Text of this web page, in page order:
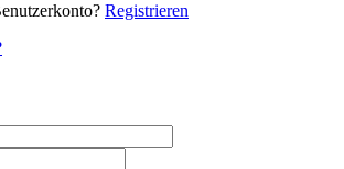
Registrieren